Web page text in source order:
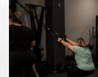
inician en la
lesión/patología o